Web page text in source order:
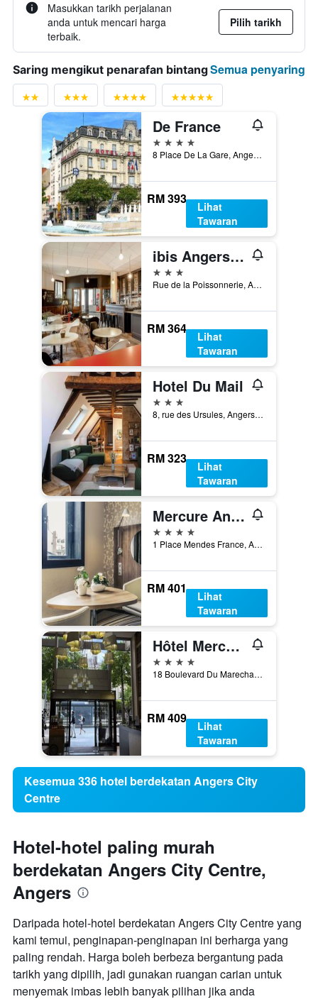
Masukkan tarikh perjalanan
anda untuk mencari harga
terbaik.
Pilih tarikh
Saring mengikut penarafan bintangSemua penyaring
De France
4 bintang
8 Place De La Gare, Angers, Maine-et-Loire, Perancis
RM 393
Lihat
Tawaran
ibis Angers Centre Château
3 bintang
Rue de la Poissonnerie, Angers, Maine-et-Loire, Perancis
RM 364
Lihat
Tawaran
Hotel Du Mail
3 bintang
8, rue des Ursules, Angers, Maine-et-Loire, Perancis
RM 323
Lihat
Tawaran
Mercure Angers Centre De Congres
4 bintang
1 Place Mendes France, Angers, Maine-et-Loire, Perancis
RM 401
Lihat
Tawaran
Hôtel Mercure Angers Centre Gare
4 bintang
18 Boulevard Du Marechal Foch, Angers, Maine-et-Loire, Perancis
RM 409
Lihat
Tawaran
Kesemua 336 hotel berdekatan Angers City
Centre
Hotel-hotel paling murah
berdekatan Angers City Centre,
Angers
Daripada hotel-hotel berdekatan Angers City Centre yang
kami temui, penginapan-penginapan ini berharga yang
paling rendah. Harga boleh berbeza bergantung pada
tarikh yang dipilih, jadi gunakan ruangan carian untuk
menyemak imbas lebih banyak pilihan jika anda